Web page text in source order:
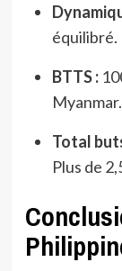
équilibré.
BTTS :
Myanmar.
Total
Plus de